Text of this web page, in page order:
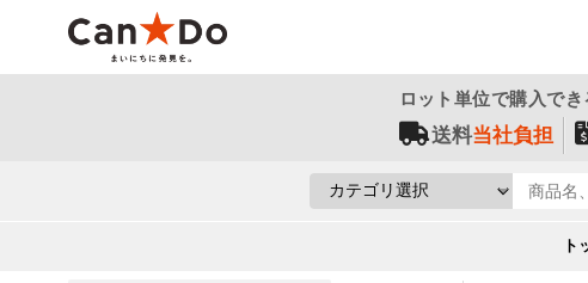
ロット単位で購入で
送料当社負担
ト